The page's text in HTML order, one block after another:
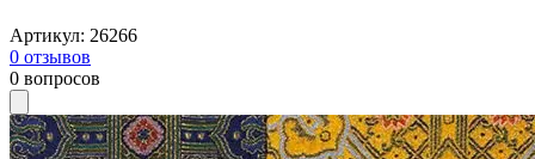
Артикул: 26266
0 отзывов
0 вопросов